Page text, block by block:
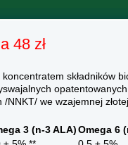
48 zł
składników
NNKT/ we wzajemnej
3 (n-3 ALA)Omega 6